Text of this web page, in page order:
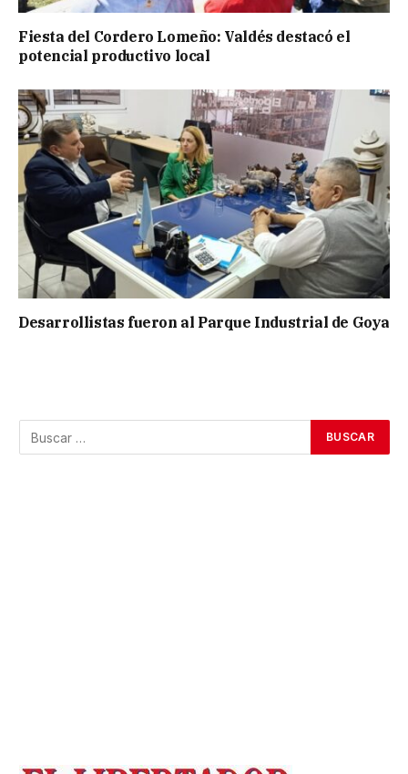
Fiesta del Cordero Lomeño: Valdés destacó el
potencial productivo local
Desarrollistas fueron al Parque Industrial de Goya